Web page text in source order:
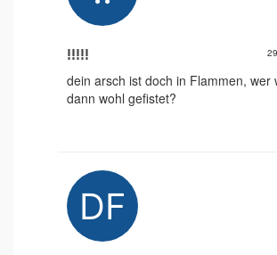
!!!!!
dein arsch ist doch in Flammen, wer
dann wohl gefistet?